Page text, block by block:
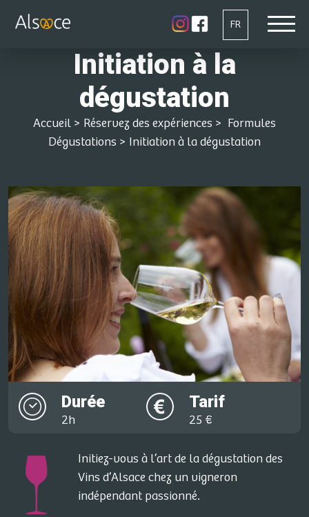
FR
Initiation à la
dégustation
Accueil > Réservez des expériences > Formules
Dégustations > Initiation à la dégustation
Durée
2h
Tarif
25 €
Initiez-vous à l’art de la dégustation des
Vins d’Alsace chez un vigneron
indépendant passionné.